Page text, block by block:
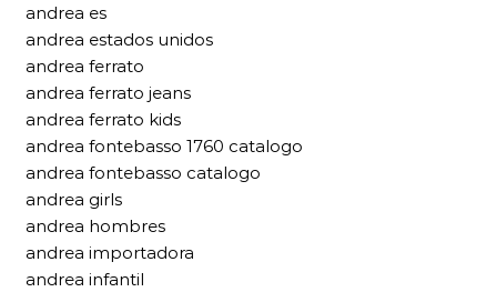
andrea es
andrea estados unidos
andrea ferrato
andrea ferrato jeans
andrea ferrato kids
andrea fontebasso 1760 catalogo
andrea fontebasso catalogo
andrea girls
andrea hombres
andrea importadora
andrea infantil